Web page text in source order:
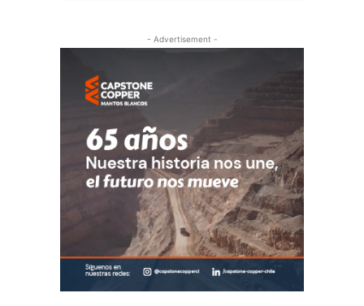
- Advertisement -